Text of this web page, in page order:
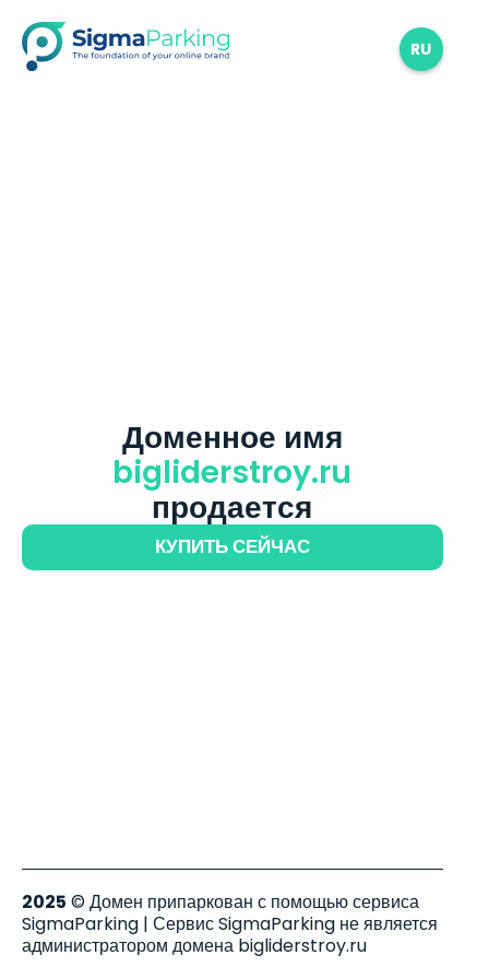
RU
Доменное имя
bigliderstroy.ru
продается
КУПИТЬ СЕЙЧАС
2025 © Домен припаркован с помощью сервиса
SigmaParking | Сервис SigmaParking не является
администратором домена bigliderstroy.ru